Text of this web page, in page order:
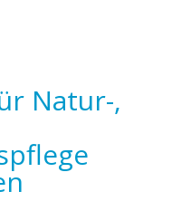
Natur-,